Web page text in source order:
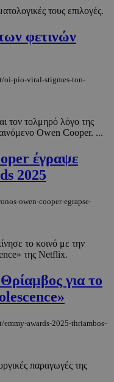
τους επιλογές.
φετινών
oi-pio-viral-stigmes-ton-
τον τολμηρό λόγο της
Owen Cooper. ...
έγραψε
2025
owen-cooper-egrapse-
το κοινό με την
της Netflix.
για το
awards-2025-thriambos-
παραγωγές της